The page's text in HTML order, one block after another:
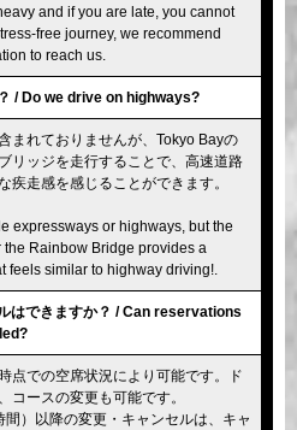
and if you are late, you cannot
free journey, we recommend
to reach us.
/ Do we drive on highways?
まれておりませんが、Tokyo Bayの
リッジを走行することで、高速道路
疾走感を感じることができます。
expressways or highways, but the
the Rainbow Bridge provides a
feels similar to highway driving!.
はできますか？ / Can reservations
点での空席状況により可能です。ド
コースの変更も可能です。
）以降の変更・キャンセルは、キャ